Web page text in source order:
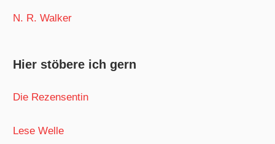
N. R. Walker
Hier stöbere ich gern
Die Rezensentin
Lese Welle